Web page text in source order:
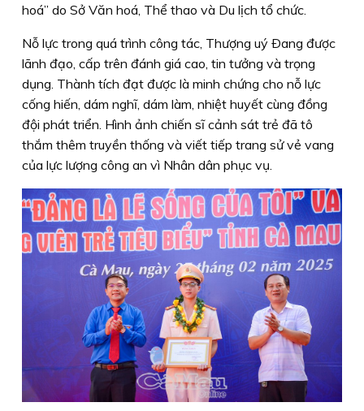
hoá” do Sở Văn hoá, Thể thao và Du lịch tổ chức.
Nỗ lực trong quá trình công tác, Thượng uý Ðang được
lãnh đạo, cấp trên đánh giá cao, tin tưởng và trọng
dụng. Thành tích đạt được là minh chứng cho nỗ lực
cống hiến, dám nghĩ, dám làm, nhiệt huyết cùng đồng
đội phát triển. Hình ảnh chiến sĩ cảnh sát trẻ đã tô
thắm thêm truyền thống và viết tiếp trang sử vẻ vang
của lực lượng công an vì Nhân dân phục vụ.